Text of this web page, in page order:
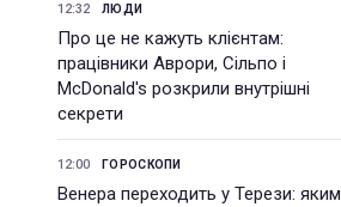
12:32 ЛЮДИ
Про це не кажуть клієнтам:
працівники Аврори, Сільпо і
McDonald's розкрили внутрішні
секрети
12:00 ГОРОСКОПИ
Венера переходить у Терези: яким